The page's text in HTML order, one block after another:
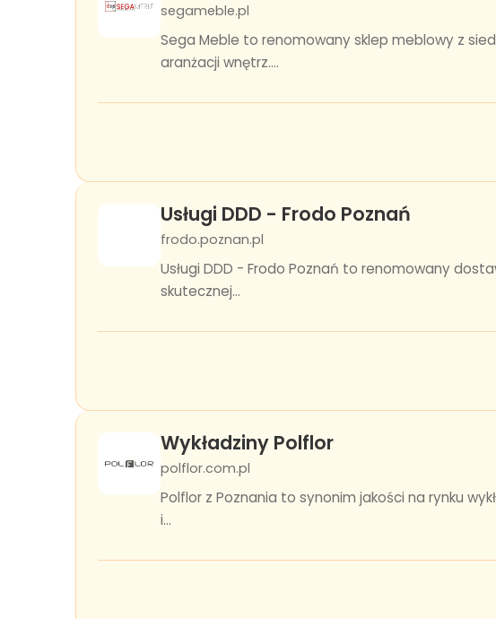
segameble.pl
Sega Meble to renomowany sklep meblowy z
aranżacji wnętrz....
Usługi DDD - Frodo Poznań
frodo.poznan.pl
Usługi DDD - Frodo Poznań to renomowany
skutecznej...
Wykładziny Polflor
polflor.com.pl
Polflor z Poznania to synonim jakości na rynku
i...